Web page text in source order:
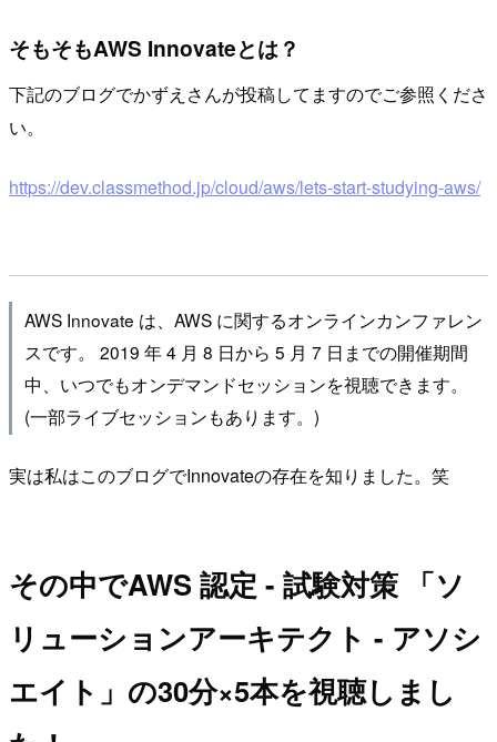
そもそもAWS Innovateとは？
下記のブログでかずえさんが投稿してますのでご参照くださ
い。
https://dev.classmethod.jp/cloud/aws/lets-start-studying-aws/
AWS Innovate は、AWS に関するオンラインカンファレン
スです。 2019 年 4 月 8 日から 5 月 7 日までの開催期間
中、いつでもオンデマンドセッションを視聴できます。
(一部ライブセッションもあります。)
実は私はこのブログでInnovateの存在を知りました。笑
その中でAWS 認定 - 試験対策 「ソ
リューションアーキテクト - アソシ
エイト」の30分×5本を視聴しまし